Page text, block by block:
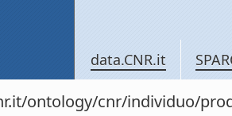
data.CNR.it
ontology/cnr/individuo/